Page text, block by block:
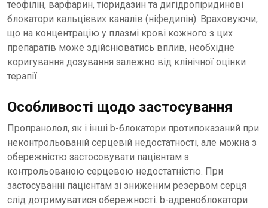
теофілін, варфарин, тіоридазин та дигідропіридинові
блокатори кальцієвих каналів (ніфедипін). Враховуючи,
що на концентрацію у плазмі крові кожного з цих
препаратів може здійснюватись вплив, необхідне
коригування дозування залежно від клінічної оцінки
терапії.
Особливості щодо застосування
Пропранолол, як і інші b-блокатори протипоказаний при
неконтрольованій серцевій недостатності, але можна з
обережністю застосовувати пацієнтам з
контрольованою серцевою недостатністю. При
застосуванні пацієнтам зі зниженим резервом серця
слід дотримуватися обережності. b-адреноблокатори